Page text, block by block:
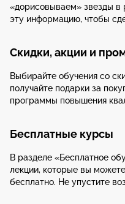
«дорисовываем» звезды в
эту информацию, чтобы
Скидки, акции и
Выбирайте обучения со
получайте подарки за
программы повышения
Бесплатные курсы
В разделе «Бесплатное
лекции, которые вы
бесплатно. Не упустите